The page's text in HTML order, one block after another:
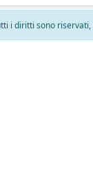
i diritti sono